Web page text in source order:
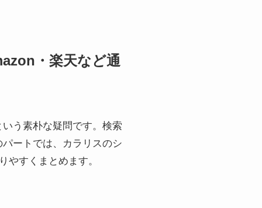
・楽天など通
う素朴な疑問です。検索
ートでは、カラリスのシ
やすくまとめます。